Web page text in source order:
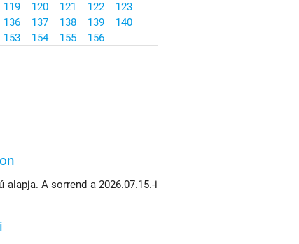
119 120 121 122
123
136 137 138 139
140
153 154 155 156
A sorrend a 2026.07.15.-i